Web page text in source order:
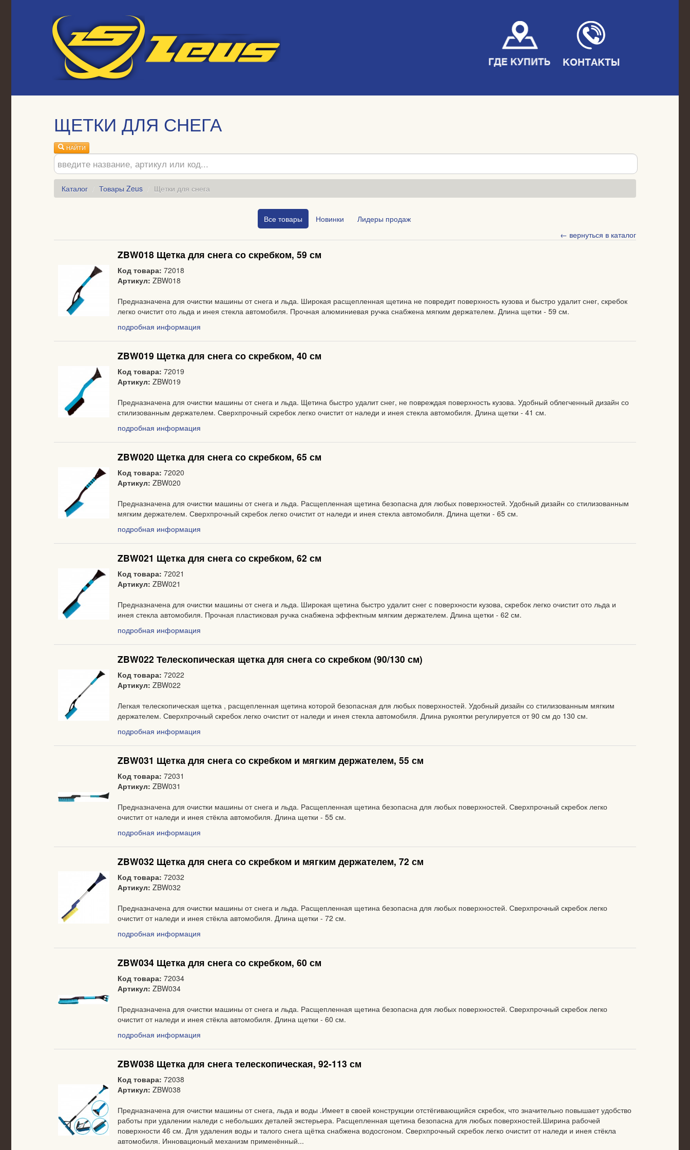
ЩЕТКИ ДЛЯ СНЕГА
НАЙТИ
Каталог Товары Zeus Щетки для снега
Все товары Новинки
Лидеры продаж
← вернуться в каталог
ZBW018 Щетка для снега со скребком, 59 см
Код товара: 72018
Артикул: ZBW018
Предназначена для очистки машины от снега и льда. Широкая расщепленная щетина не повредит поверхность кузова и быстро удалит снег, скребок
легко очистит ото льда и инея стекла автомобиля. Прочная алюминиевая ручка снабжена мягким держателем. Длина щетки - 59 см.
подробная информация
ZBW019 Щетка для снега со скребком, 40 см
Код товара: 72019
Артикул: ZBW019
Предназначена для очистки машины от снега и льда. Щетина быстро удалит снег, не повреждая поверхность кузова. Удобный облегченный дизайн со
стилизованным держателем. Сверхпрочный скребок легко очистит от наледи и инея стекла автомобиля. Длина щетки - 41 см.
подробная информация
ZBW020 Щетка для снега со скребком, 65 см
Код товара: 72020
Артикул: ZBW020
Предназначена для очистки машины от снега и льда. Расщепленная щетина безопасна для любых поверхностей. Удобный дизайн со стилизованным
мягким держателем. Сверхпрочный скребок легко очистит от наледи и инея стекла автомобиля. Длина щетки - 65 см.
подробная информация
ZBW021 Щетка для снега со скребком, 62 см
Код товара: 72021
Артикул: ZBW021
Предназначена для очистки машины от снега и льда. Широкая щетина быстро удалит снег с поверхности кузова, скребок легко очистит ото льда и
инея стекла автомобиля. Прочная пластиковая ручка снабжена эффектным мягким держателем. Длина щетки - 62 см.
подробная информация
ZBW022 Телескопическая щетка для снега со скребком (90/130 см)
Код товара: 72022
Артикул: ZBW022
Легкая телескопическая щетка , расщепленная щетина которой безопасная для любых поверхностей. Удобный дизайн со стилизованным мягким
держателем. Сверхпрочный скребок легко очистит от наледи и инея стекла автомобиля. Длина рукоятки регулируется от 90 см до 130 см.
подробная информация
ZBW031 Щетка для снега со скребком и мягким держателем, 55 см
Код товара: 72031
Артикул: ZBW031
Предназначена для очистки машины от снега и льда. Расщепленная щетина безопасна для любых поверхностей. Сверхпрочный скребок легко
очистит от наледи и инея стёкла автомобиля. Длина щетки - 55 см.
подробная информация
ZBW032 Щетка для снега со скребком и мягким держателем, 72 см
Код товара: 72032
Артикул: ZBW032
Предназначена для очистки машины от снега и льда. Расщепленная щетина безопасна для любых поверхностей. Сверхпрочный скребок легко
очистит от наледи и инея стёкла автомобиля. Длина щетки - 72 см.
подробная информация
ZBW034 Щетка для снега со скребком, 60 см
Код товара: 72034
Артикул: ZBW034
Предназначена для очистки машины от снега и льда. Расщепленная щетина безопасна для любых поверхностей. Сверхпрочный скребок легко
очистит от наледи и инея стёкла автомобиля. Длина щетки - 60 см.
подробная информация
ZBW038 Щетка для снега телескопическая, 92-113 см
Код товара: 72038
Артикул: ZBW038
Предназначена для очистки машины от снега, льда и воды .Имеет в своей конструкции отстёгивающийся скребок, что значительно повышает удобство
работы при удалении наледи с небольших деталей экстерьера. Расщепленная щетина безопасна для любых поверхностей.Ширина рабочей
поверхности 46 см. Для удаления воды и талого снега щётка снабжена водосгоном. Сверхпрочный скребок легко очистит от наледи и инея стёкла
автомобиля. Инновационый механизм применённый...